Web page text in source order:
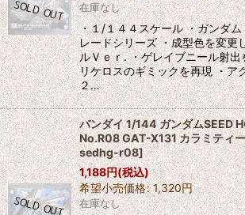
在庫なし
・１/１４４スケール ・ガンダ
レードシリーズ ・成型色を変更
ルＶｅｒ. ・ゲレイブニール射出
リケロスのギミックを再現 ・ア
２…
バンダイ 1/144 ガンダムSEED
No.R08 GAT-X131 カラミティ
sedhg-r08]
1,188円(税込)
希望小売価格: 1,320円
在庫なし